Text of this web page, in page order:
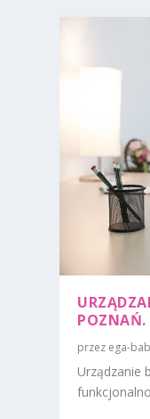
POZNAŃ.
przez ega-
Urządzanie